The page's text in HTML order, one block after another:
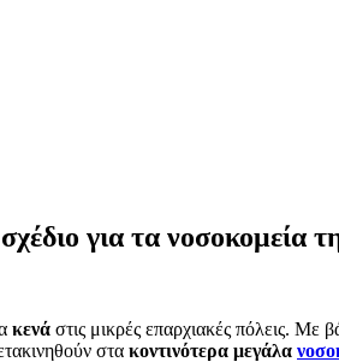
για τα νοσοκομεία
κενά στις μικρές επαρχιακές πόλεις. Με
στα κοντινότερα μεγάλα